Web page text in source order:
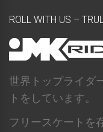
ROLL WITH US –
世界トップライダ
トをしています。
フリースケートを